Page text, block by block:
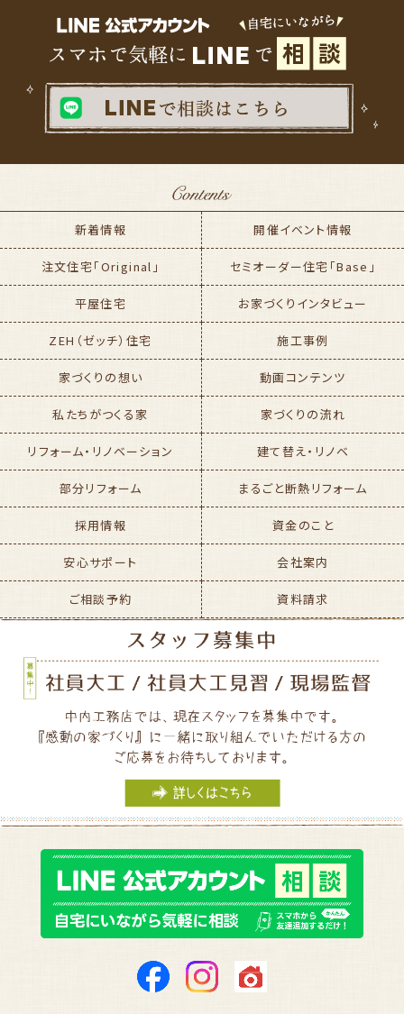
新着情報 開催イベント情報
注文住宅「Original」 セミオーダー住宅「Base」
平屋住宅 お家づくりインタビュー
ZEH（ゼッチ）住宅 施工事例
家づくりの想い 動画コンテンツ
私たちがつくる家 家づくりの流れ
リフォーム・リノベーション 建て替え・リノベ
部分リフォーム まるごと断熱リフォーム
採用情報 資金のこと
安心サポート 会社案内
ご相談予約 資料請求